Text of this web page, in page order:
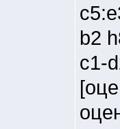
b2
c1-